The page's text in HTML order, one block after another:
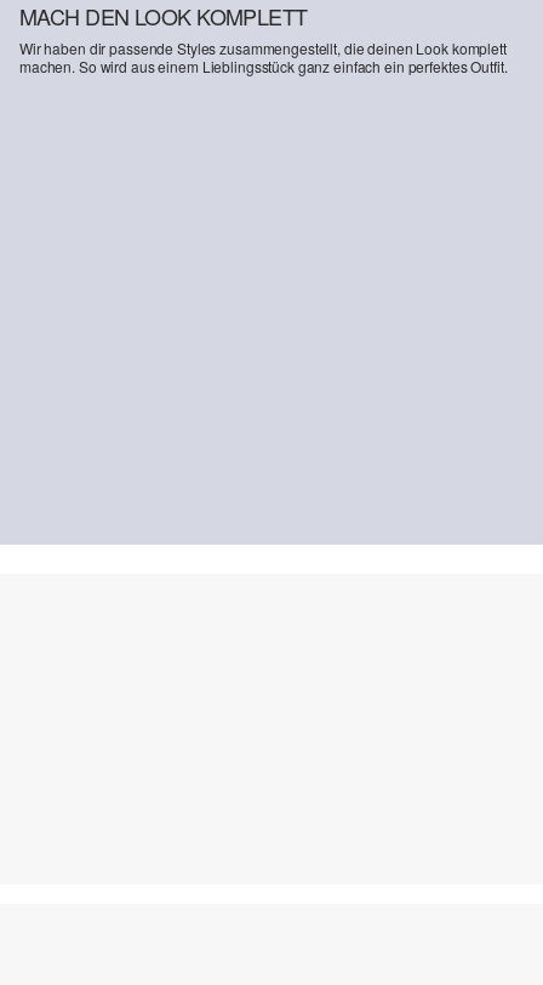
MACH DEN LOOK KOMPLETT
Wir haben dir passende Styles zusammengestellt, die deinen Look komplett
machen. So wird aus einem Lieblingsstück ganz einfach ein perfektes Outfit.